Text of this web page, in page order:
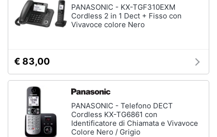
PANASONIC - KX-TGF310EXM
Cordless 2 in 1 Dect + Fisso con
Vivavoce colore Nero
€ 83,00
PANASONIC - Telefono DECT
Cordless KX-TG6861 con
Identificatore di Chiamata e Vivavoce
Colore Nero / Grigio